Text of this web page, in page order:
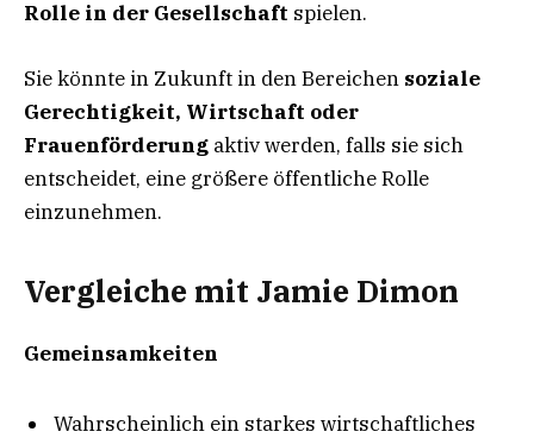
Rolle in der Gesellschaft spielen.
Sie könnte in Zukunft in den Bereichen soziale
Gerechtigkeit, Wirtschaft oder
Frauenförderung aktiv werden, falls sie sich
entscheidet, eine größere öffentliche Rolle
einzunehmen.
Vergleiche mit Jamie Dimon
Gemeinsamkeiten
Wahrscheinlich ein starkes wirtschaftliches